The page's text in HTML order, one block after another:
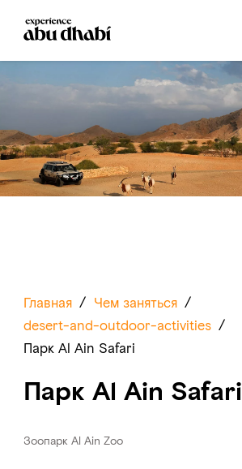
Главная / Чем заняться /
desert-and-outdoor-activities /
Парк Al Ain Safari
Парк Al Ain Safari
Зоопарк Al Ain Zoo